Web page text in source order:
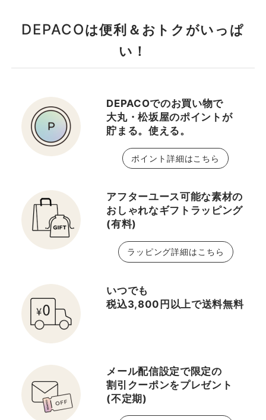
DEPACOは便利＆おトクがいっぱ
い！
DEPACOでのお買い物で
大丸・松坂屋のポイントが
貯まる。使える。
ポイント詳細はこちら
アフターユース可能な素材の
おしゃれなギフトラッピング
(有料)
ラッピング詳細はこちら
いつでも
税込3,800円以上で送料無料
メール配信設定で限定の
割引クーポンをプレゼント
(不定期)